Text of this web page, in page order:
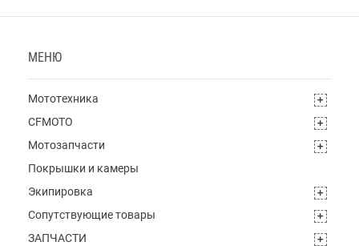
МЕНЮ
Мототехника
CFMOTO
Мотозапчасти
Покрышки и камеры
Экипировка
Сопутствующие товары
ЗАПЧАСТИ